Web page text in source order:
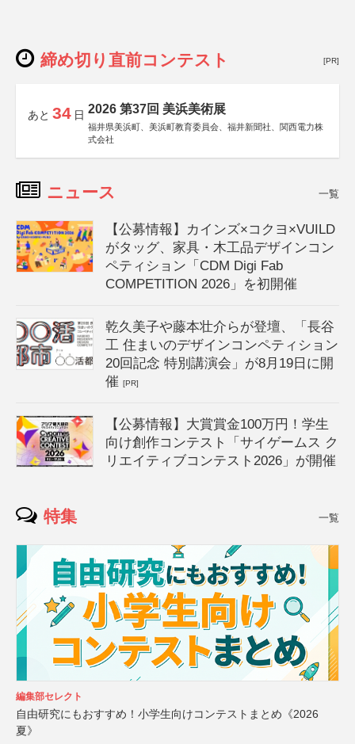
締め切り直前コンテスト [PR]
あと 34 日 2026 第37回 美浜美術展
福井県美浜町、美浜町教育委員会、福井新聞社、関西電力株
式会社
ニュース 一覧
【公募情報】カインズ×コクヨ×VUILD
がタッグ、家具・木工品デザインコン
ペティション「CDM Digi Fab
COMPETITION 2026」を初開催
乾久美子や藤本壮介らが登壇、「長谷
工 住まいのデザインコンペティション
20回記念 特別講演会」が8月19日に開
催[PR]
【公募情報】大賞賞金100万円！学生
向け創作コンテスト「サイゲームス ク
リエイティブコンテスト2026」が開催
特集 一覧
編集部セレクト
自由研究にもおすすめ！小学生向けコンテストまとめ《2026
夏》